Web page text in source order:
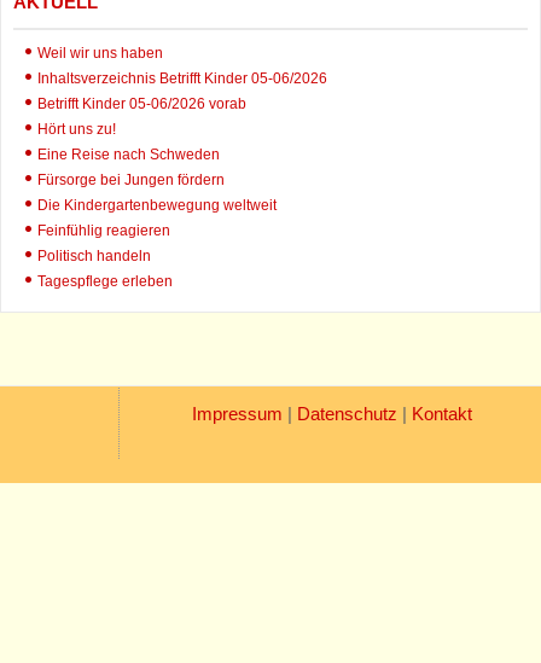
Weil wir uns haben
Inhaltsverzeichnis Betrifft Kinder 05-06/2026
Betrifft Kinder 05-06/2026 vorab
Hört uns zu!
Eine Reise nach Schweden
Fürsorge bei Jungen fördern
Die Kindergartenbewegung weltweit
Feinfühlig reagieren
Politisch handeln
Tagespflege erleben
Impressum | Datenschutz | Kontakt